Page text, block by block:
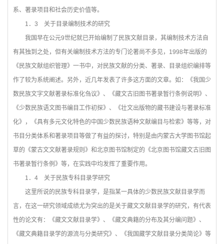
系、著录项目和社会历史价值等。
1 ．3 关于目录编制技术的研究
我国早在公元9世纪就已开始编制了民族文献目录，其编制技术方法自
有其独到之处，但有关编制技术方法的专门论著尚不多见，1998年出版的
《民族文献组织管理》一书中，对民族文献的分类、著录、目录组织编排等
作了较为系统阐述。另外，近几年发表了许多这方面的文章。如：《我国少
数民族文字文献著录标准化刍议》、《藏文古旧图书著录暂行条例说明》、
《少数民族语文图书编目工作初探》、《壮文出版物的藏书建设与著录标准
化》，《具有多元文化特色的中国少数民族语种文献编目与检索》等等，对
书目分类体系和著录项目等做了有益的探讨，特别是由内蒙古大学图书馆起
草的《蒙古文文献著录规则》和北京图书馆制定的《北京图书馆藏文古旧图
书著录暂行条例》等，在实践中均发挥了重要作用。
1 ．4 关于民族专科目录学研究
这里所说的民族专科目录学，是指某一具体的少数民族文献目录学而
言，在这一研究领域成绩尤为突出的是关于藏文文献目录学的研究，有代表
性的论文有：《藏文文献目录学》、《藏文典籍的分布及其分编问题》、
《藏文典籍目录学的源流与分类研究》、《我国藏学文献目录分类简论》等